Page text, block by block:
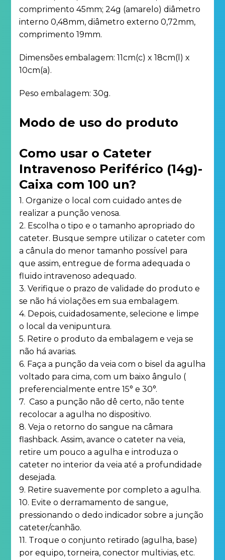
comprimento 45mm; 24g (amarelo) diâmetro
interno 0,48mm, diâmetro externo 0,72mm,
comprimento 19mm.
Dimensões embalagem: 11cm(c) x 18cm(l) x
10cm(a).
Peso embalagem: 30g.
Modo de uso do produto
Como usar o Cateter
Intravenoso Periférico (14g)-
Caixa com 100 un?
1. Organize o local com cuidado antes de
realizar a punção venosa.
2. Escolha o tipo e o tamanho apropriado do
cateter. Busque sempre utilizar o cateter com
a cânula do menor tamanho possível para
que assim, entregue de forma adequada o
fluido intravenoso adequado.
3. Verifique o prazo de validade do produto e
se não há violações em sua embalagem.
4. Depois, cuidadosamente, selecione e limpe
o local da venipuntura.
5. Retire o produto da embalagem e veja se
não há avarias.
6. Faça a punção da veia com o bisel da agulha
voltado para cima, com um baixo ângulo (
preferencialmente entre 15° e 30°.
7. Caso a punção não dê certo, não tente
recolocar a agulha no dispositivo.
8. Veja o retorno do sangue na câmara
flashback. Assim, avance o cateter na veia,
retire um pouco a agulha e introduza o
cateter no interior da veia até a profundidade
desejada.
9. Retire suavemente por completo a agulha.
10. Evite o derramamento de sangue,
pressionando o dedo indicador sobre a junção
cateter/canhão.
11. Troque o conjunto retirado (agulha, base)
por equipo, torneira, conector multivias, etc.